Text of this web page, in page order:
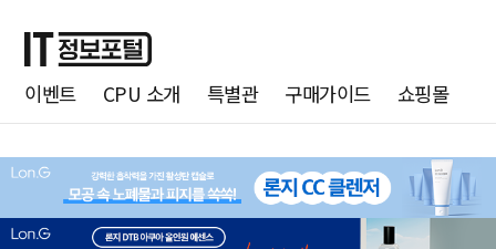
이벤트 CPU 소개 특별관 구매가이드 쇼핑몰